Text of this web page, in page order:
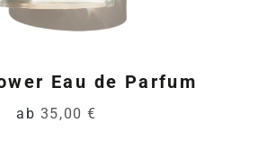
Eau de Parfum
ab 35,00 €